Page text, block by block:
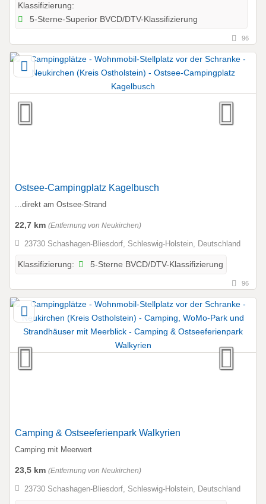
Klassifizierung:
5-Sterne-Superior BVCD/DTV-Klassifizierung
96
Ostsee-Campingplatz Kagelbusch
...direkt am Ostsee-Strand
22,7 km (Entfernung von Neukirchen)
23730 Schashagen-Bliesdorf, Schleswig-Holstein, Deutschland
Klassifizierung: 5-Sterne BVCD/DTV-Klassifizierung
96
Camping & Ostseeferienpark Walkyrien
Camping mit Meerwert
23,5 km (Entfernung von Neukirchen)
23730 Schashagen-Bliesdorf, Schleswig-Holstein, Deutschland